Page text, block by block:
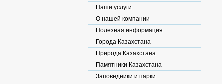
Наши услуги
О нашей компании
Полезная информация
Города Казахстана
Природа Казахстана
Памятники Казахстана
Заповедники и парки